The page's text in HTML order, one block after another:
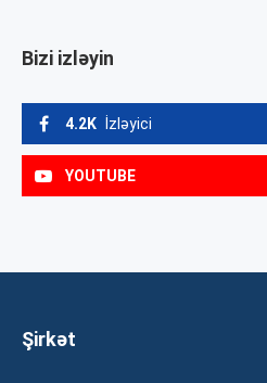
Bizi izləyin
4.2K İzləyici
YOUTUBE
Şirkət